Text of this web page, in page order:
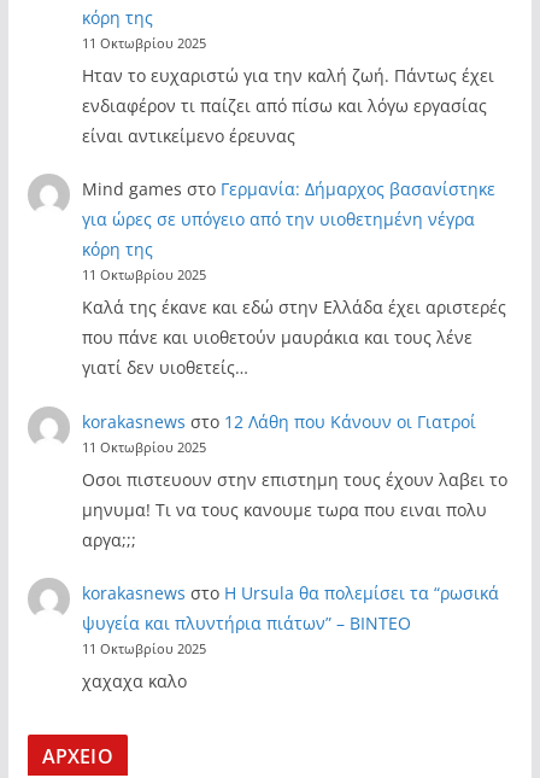
κόρη της
11 Οκτωβρίου 2025
Ηταν το ευχαριστώ για την καλή ζωή. Πάντως έχει
ενδιαφέρον τι παίζει από πίσω και λόγω εργασίας
είναι αντικείμενο έρευνας
Mind games στο Γερμανία: Δήμαρχος βασανίστηκε
για ώρες σε υπόγειο από την υιοθετημένη νέγρα
κόρη της
11 Οκτωβρίου 2025
Καλά της έκανε και εδώ στην Ελλάδα έχει αριστερές
που πάνε και υιοθετούν μαυράκια και τους λένε
γιατί δεν υιοθετείς…
korakasnews στο 12 Λάθη που Κάνουν οι Γιατροί
11 Οκτωβρίου 2025
Οσοι πιστευουν στην επιστημη τους έχουν λαβει το
μηνυμα! Τι να τους κανουμε τωρα που ειναι πολυ
αργα;;;
korakasnews στο Η Ursula θα πολεμίσει τα “ρωσικά
ψυγεία και πλυντήρια πιάτων” – ΒΙΝΤΕΟ
11 Οκτωβρίου 2025
χαχαχα καλο
ΑΡΧΕΙΟ